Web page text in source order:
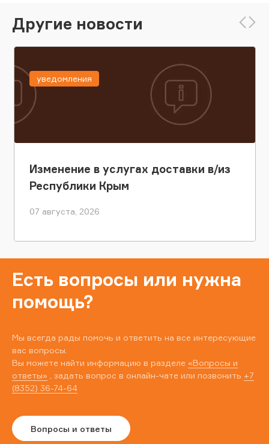
Другие новости
Изменение в услугах доставки в/из
Республики Крым
07 августа, 2026
уведомления
Есть вопросы или нужна
помощь?
Мы всегда рады помочь и ответить на все интересующие
вас вопросы.
Вы можете найти информацию в разделе «Вопросы и
ответы» , задать вопрос в онлайн-чате или позвонить +7
(8352) 36-74-64
Вопросы и ответы